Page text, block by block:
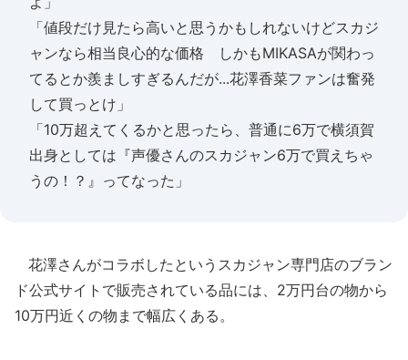
「値段だけ見たら高いと思うかもしれないけどスカジ
ャンなら相当良心的な価格 しかもMIKASAが関わっ
てるとか羨ましすぎるんだが...花澤香菜ファンは奮発
して買っとけ」
「10万超えてくるかと思ったら、普通に6万で横須賀
出身としては『声優さんのスカジャン6万で買えちゃ
うの！？』ってなった」
花澤さんがコラボしたというスカジャン専門店のブラン
ド公式サイトで販売されている品には、2万円台の物から
10万円近くの物まで幅広くある。